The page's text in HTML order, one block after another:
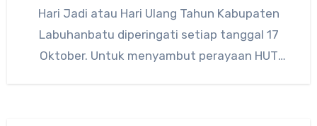
Hari Jadi atau Hari Ulang Tahun Kabupaten
Labuhanbatu diperingati setiap tanggal 17
Oktober. Untuk menyambut perayaan HUT